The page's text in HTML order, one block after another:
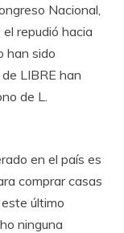
Nacional,
repudió hacia
han sido
LIBRE han
de L.
en el país es
comprar casas
último
ninguna